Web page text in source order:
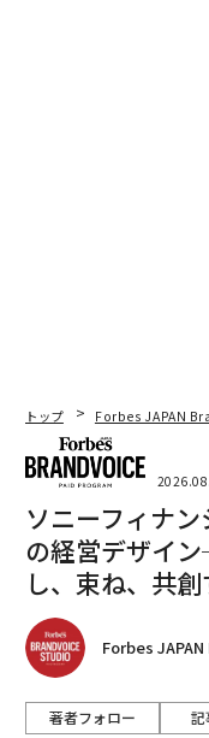
トップ Forbes JAPAN
ソニーフィナ
の経営デザイ
し、束ね、共
Forbes
著者フォロー 記